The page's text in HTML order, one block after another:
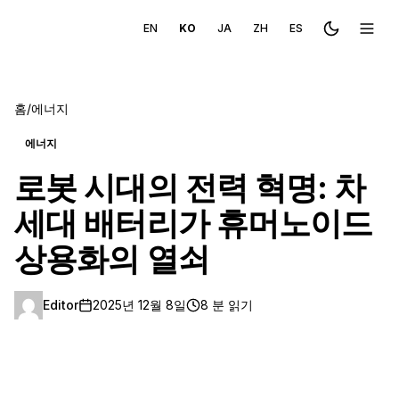
EN KO JA ZH ES Toggle메뉴
홈/에너지
에너지
로봇 시대의 전력 혁명: 차
세대 배터리가 휴머노이드
상용화의 열쇠
Editor 2025년 12월 8일 8 분 읽기